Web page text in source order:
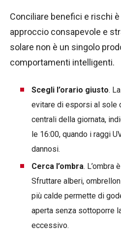
Conciliare benefici e rischi
approccio consapevole e
solare non è un singolo
comportamenti intelligenti.
Scegli l’orario giusto.
evitare di esporsi al sole
centrali della giornata,
le 16:00, quando i raggi
dannosi.
Cerca l’ombra. L’ombra
Sfruttare alberi,
più calde permette di
aperta senza sottoporre
eccessivo.